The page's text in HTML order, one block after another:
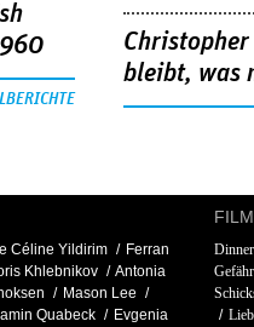
bleibt, was
Céline Yildirim
Ferran
Khlebnikov
Antonia
Mason Lee
Quabeck Evgenia